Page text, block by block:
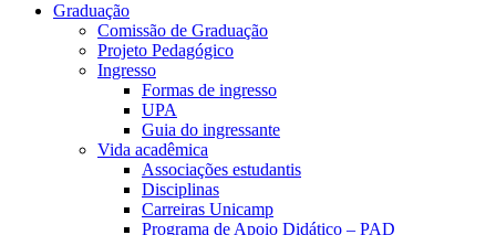
Graduação
Comissão de Graduação
Projeto Pedagógico
Ingresso
Formas de ingresso
UPA
Guia do ingressante
Vida acadêmica
Associações estudantis
Disciplinas
Carreiras Unicamp
Programa de Apoio Didático – PAD